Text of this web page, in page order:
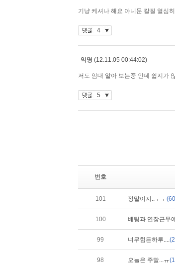
번호
101 정말이지..ㅜㅜ
100 베팅과 연장근무
99 너무힘든하루....
98 오늘은 주말...ㅠ